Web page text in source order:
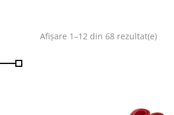
Afișare 1–12 din 68 rezultat(e)